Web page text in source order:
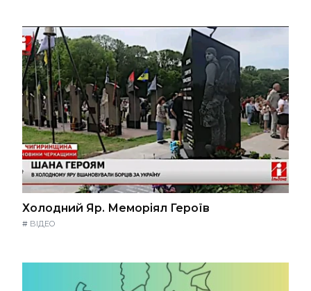
Холодний Яр. Меморіял Героїв
# ВІДЕО